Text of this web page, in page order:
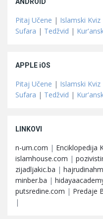
Pitaj Učene | Islamski Kviz
Sufara | Tedžvid |
APPLE iOS
Pitaj Učene | Islamski Kviz
Sufara | Tedžvid |
LINKOVI
n-um.com | Enciklopedija
islamhouse.com |
zijadljakic.ba |
minber.ba |
putsredine.com | Predaje
|